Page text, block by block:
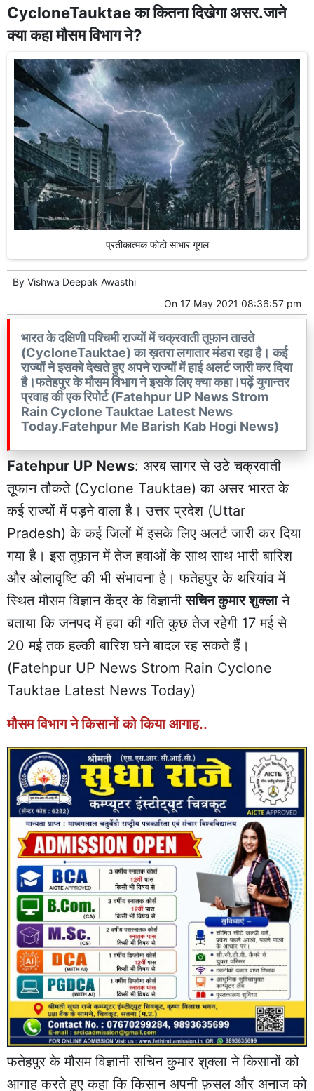
CycloneTauktae का कितना दिखेगा असर.जाने
क्या कहा मौसम विभाग ने?
प्रतीकात्मक फोटो साभार गूगल
By Vishwa Deepak Awasthi
On 17 May 2021 08:36:57 pm
भारत के दक्षिणी पश्चिमी राज्यों में चक्रवाती तूफान ताउते
(CycloneTauktae) का ख़तरा लगातार मंडरा रहा है। कई
राज्यों ने इसको देखते हुए अपने राज्यों में हाई अलर्ट जारी कर दिया
है।फतेहपुर के मौसम विभाग ने इसके लिए क्या कहा।पढ़ें युगान्तर
प्रवाह की एक रिपोर्ट (Fatehpur UP News Strom
Rain Cyclone Tauktae Latest News
Today.Fatehpur Me Barish Kab Hogi News)
Fatehpur UP News: अरब सागर से उठे चक्रवाती
तूफान तौकते (Cyclone Tauktae) का असर भारत के
कई राज्यों में पड़ने वाला है। उत्तर प्रदेश (Uttar
Pradesh) के कई जिलों में इसके लिए अलर्ट जारी कर दिया
गया है। इस तूफ़ान में तेज हवाओं के साथ साथ भारी बारिश
और ओलावृष्टि की भी संभावना है। फतेहपुर के थरियांव में
स्थित मौसम विज्ञान केंद्र के विज्ञानीसचिन कुमार शुक्लाने
बताया कि जनपद में हवा की गति कुछ तेज रहेगी 17 मई से
20 मई तक हल्की बारिश घने बादल रह सकते हैं।
(Fatehpur UP News Strom Rain Cyclone
Tauktae Latest News Today)
मौसम विभाग ने किसानों को किया आगाह..
फतेहपुर के मौसम विज्ञानी सचिन कुमार शुक्ला ने किसानों को
आगाह करते हुए कहा कि किसान अपनी फ़सल और अनाज को